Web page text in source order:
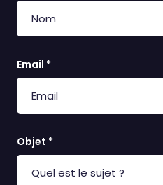
Email *
Objet *